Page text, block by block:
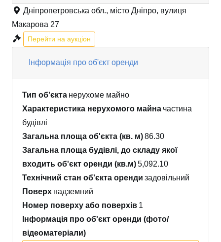
Дніпропетровська обл., місто Дніпро, вулиця
Макарова 27
Перейти на аукціон
Інформація про об'єкт оренди
Тип об'єкта нерухоме майно
Характеристика нерухомого майна частина
будівлі
Загальна площа об'єкта (кв. м)86.30
Загальна площа будівлі, до складу якої
входить об'єкт оренди (кв.м)5,092.10
Технічний стан об'єкта оренди задовільний
Поверх надземний
Номер поверху або поверхів 1
Інформація про об'єкт оренди (фото/
відеоматеріали)